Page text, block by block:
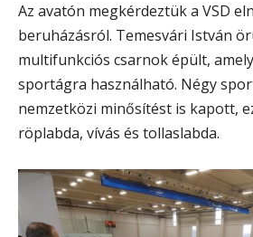
Az avatón megkérdeztük a VSD
beruházásról. Temesvári István
multifunkciós csarnok épült,
sportágra használható. Négy
nemzetközi minősítést is kapott,
röplabda, vívás és tollaslabda.